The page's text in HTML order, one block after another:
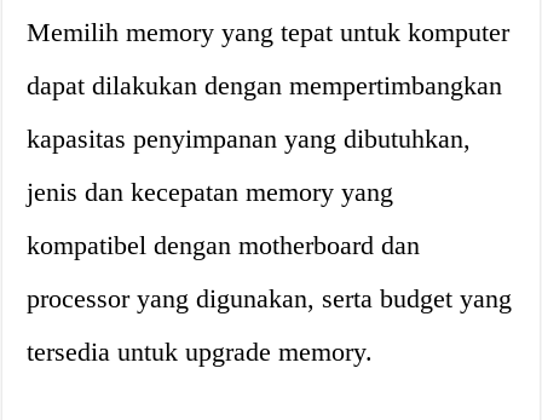
Memilih memory yang tepat untuk komputer
dapat dilakukan dengan mempertimbangkan
kapasitas penyimpanan yang dibutuhkan,
jenis dan kecepatan memory yang
kompatibel dengan motherboard dan
processor yang digunakan, serta budget yang
tersedia untuk upgrade memory.